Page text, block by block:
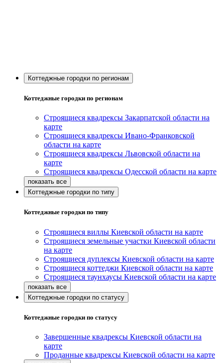
Коттеджные городки по регионам
Коттеджные городки по регионам
Строящиеся квадрексы Закарпатской области на
карте
Строящиеся квадрексы Ивано-Франковской
области на карте
Строящиеся квадрексы Львовской области на
карте
Строящиеся квадрексы Одесской области на карте
Коттеджные городки по типу
Коттеджные городки по типу
Строящиеся виллы Киевской области на карте
Строящиеся земельные участки Киевской области
на карте
Строящиеся дуплексы Киевской области на карте
Строящиеся коттеджи Киевской области на карте
Строящиеся таунхаусы Киевской области на карте
Коттеджные городки по статусу
Коттеджные городки по статусу
Завершенные квадрексы Киевской области на
карте
Проданные квадрексы Киевской области на карте